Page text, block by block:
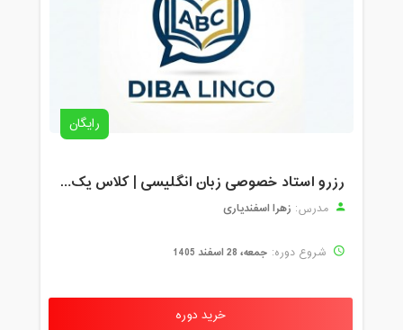
رایگان
رزرو استاد خصوصی زبان انگلیسی | کلاس یک‌نفره با زهرا اسفندیاری + مشاوره رایگان
مدرس: زهرا اسفندیاری
شروع دوره: جمعه، 28 اسفند 1405
خرید دوره